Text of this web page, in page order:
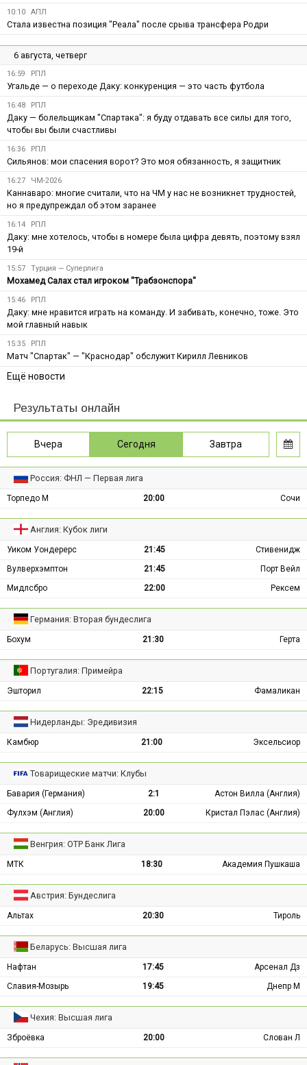
10:10 АПЛ
Стала известна позиция "Реала" после срыва трансфера Родри
6 августа, четверг
16:59 РПЛ
Угальде — о переходе Даку: конкуренция — это часть футбола
16:48 РПЛ
Даку — болельщикам "Спартака": я буду отдавать все силы для того,
чтобы вы были счастливы
16:36 РПЛ
Сильянов: мои спасения ворот? Это моя обязанность, я защитник
16:27 ЧМ-2026
Каннаваро: многие считали, что на ЧМ у нас не возникнет трудностей,
но я предупреждал об этом заранее
16:14 РПЛ
Даку: мне хотелось, чтобы в номере была цифра девять, поэтому взял
19-й
15:57 Турция — Суперлига
Мохамед Салах стал игроком "Трабзонспора"
15:46 РПЛ
Даку: мне нравится играть на команду. И забивать, конечно, тоже. Это
мой главный навык
15:35 РПЛ
Матч "Спартак" — "Краснодар" обслужит Кирилл Левников
Ещё новости
Результаты онлайн
Вчера Сегодня Завтра
Россия: ФНЛ — Первая лига
Торпедо М 20:00 Сочи
Англия: Кубок лиги
Уиком Уондерерс 21:45
Стивенидж
Вулверхэмптон
21:45
Порт Вейл
Мидлсбро
22:00 Рексем
Германия: Вторая бундеслига
Бохум 21:30 Герта
Португалия: Примейра
Эшторил 22:15 Фамаликан
Нидерланды: Эредивизия
Камбюр 21:00 Эксельсиор
Товарищеские матчи: Клубы
Бавария (Германия) 2:1
Астон Вилла (Англия)
Фулхэм (Англия)
20:00 Кристал Пэлас (Англия)
Венгрия: ОТР Банк Лига
МТК 18:30 Академия Пушкаша
Австрия: Бундеслига
Альтах 20:30 Тироль
Беларусь: Высшая лига
Нафтан 17:45
Арсенал Дз
Славия-Мозырь
19:45 Днепр М
Чехия: Высшая лига
Зброёвка 20:00 Слован Л